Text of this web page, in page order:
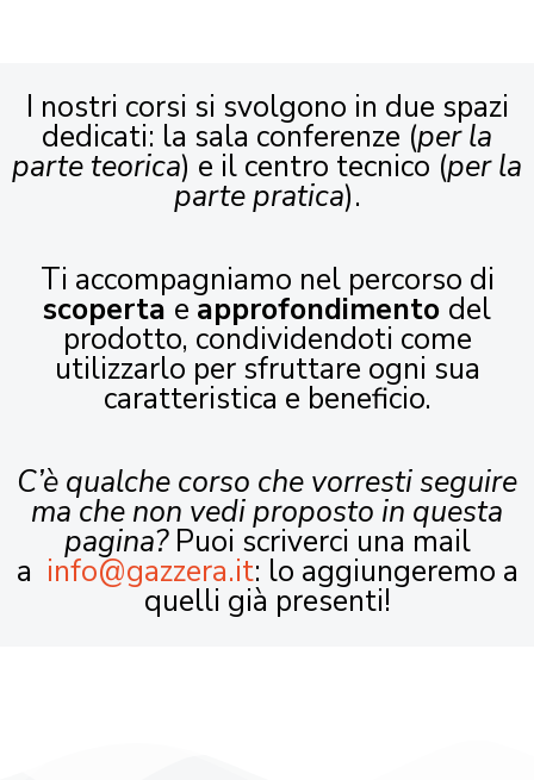
I nostri corsi si svolgono in due spazi
dedicati: la sala conferenze (per la
parte teorica) e il centro tecnico (per la
parte pratica).
Ti accompagniamo nel percorso di
scoperta e approfondimento del
prodotto, condividendoti come
utilizzarlo per sfruttare ogni sua
caratteristica e beneficio.
C’è qualche corso che vorresti seguire
ma che non vedi proposto in questa
pagina?Puoi scriverci una mail
a info@gazzera.it: lo aggiungeremo a
quelli già presenti!